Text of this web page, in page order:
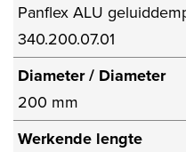
Panflex ALU
340.200.07.01
Diameter / Diameter
200 mm
Werkende lengte